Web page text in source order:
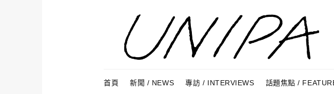
Menu
首頁
新聞 / NEWS 專訪 / INTERVIEWS 話題焦點 /